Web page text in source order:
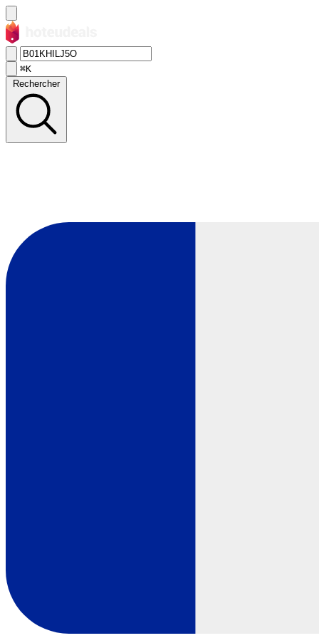
⌘K
Rechercher